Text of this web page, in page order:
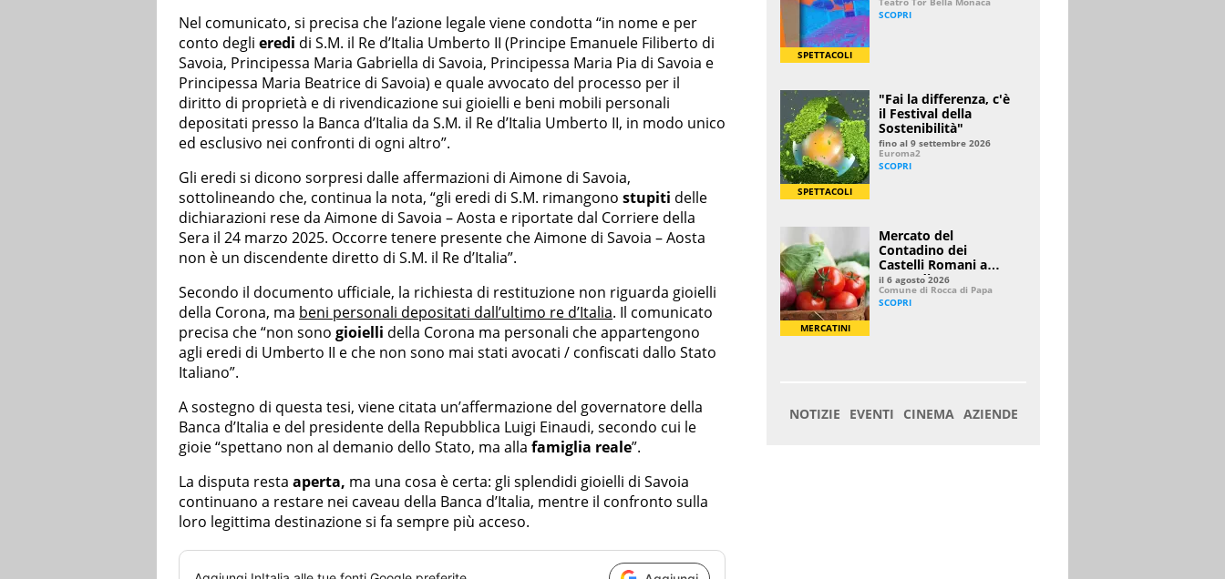
Nel comunicato, si precisa che l’azione legale viene condotta “in nome e per
conto degli eredi di S.M. il Re d’Italia Umberto II (Principe Emanuele Filiberto di
Savoia, Principessa Maria Gabriella di Savoia, Principessa Maria Pia di Savoia e
Principessa Maria Beatrice di Savoia) e quale avvocato del processo per il
diritto di proprietà e di rivendicazione sui gioielli e beni mobili personali
depositati presso la Banca d’Italia da S.M. il Re d’Italia Umberto II, in modo unico
ed esclusivo nei confronti di ogni altro”.
Gli eredi si dicono sorpresi dalle affermazioni di Aimone di Savoia,
sottolineando che, continua la nota, “gli eredi di S.M. rimangono stupiti delle
dichiarazioni rese da Aimone di Savoia – Aosta e riportate dal Corriere della
Sera il 24 marzo 2025. Occorre tenere presente che Aimone di Savoia – Aosta
non è un discendente diretto di S.M. il Re d’Italia”.
Secondo il documento ufficiale, la richiesta di restituzione non riguarda gioielli
della Corona, ma beni personali depositati dall’ultimo re d’Italia. Il comunicato
precisa che “non sono gioielli della Corona ma personali che appartengono
agli eredi di Umberto II e che non sono mai stati avocati / confiscati dallo Stato
Italiano”.
A sostegno di questa tesi, viene citata un’affermazione del governatore della
Banca d’Italia e del presidente della Repubblica Luigi Einaudi, secondo cui le
gioie “spettano non al demanio dello Stato, ma alla famiglia reale”.
La disputa resta aperta, ma una cosa è certa: gli splendidi gioielli di Savoia
continuano a restare nei caveau della Banca d’Italia, mentre il confronto sulla
loro legittima destinazione si fa sempre più acceso.